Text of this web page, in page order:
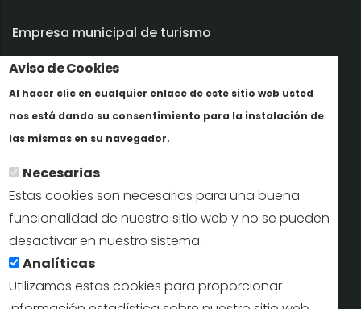
Aviso de Cookies
Al hacer clic en cualquier enlace de este sitio web usted
nos está dando su consentimiento para la instalación de
las mismas en su navegador.
Necesarias
Estas cookies son necesarias para una buena
funcionalidad de nuestro sitio web y no se pueden
desactivar en nuestro sistema.
Analíticas
Utilizamos estas cookies para proporcionar
Empresa municipal de turismo
Trabaja con nosotros
Informes y documentación
Perfil del contratante
Oficinas de Turismo
reservas@turismodesegovia.com
info@turismodesegovia.com